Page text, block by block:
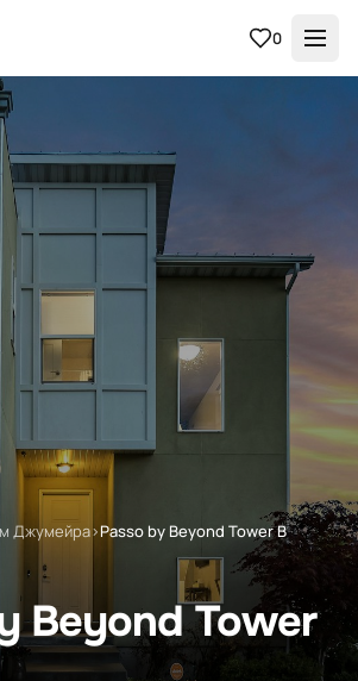
0
Джумейра›Passo by Beyond Tower B
Beyond Tower